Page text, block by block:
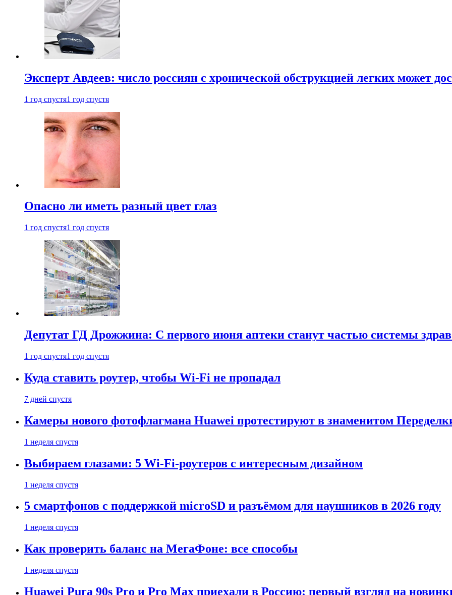
Эксперт Авдеев: число россиян с хронической обструкцией легких может
1 год спустя1 год спустя
Опасно ли иметь разный цвет глаз
1 год спустя1 год спустя
Депутат ГД Дрожжина: С первого июня аптеки станут частью системы
1 год спустя1 год спустя
Куда ставить роутер, чтобы Wi-Fi не пропадал
7 дней спустя
Камеры нового фотофлагмана Huawei протестируют в знаменитом
1 неделя спустя
Выбираем глазами: 5 Wi-Fi-роутеров с интересным дизайном
1 неделя спустя
5 смартфонов с поддержкой microSD и разъёмом для наушников в 2026 году
1 неделя спустя
Как проверить баланс на МегаФоне: все способы
1 неделя спустя
Huawei Pura 90s Pro и Pro Max приехали в Россию: первый взгляд на